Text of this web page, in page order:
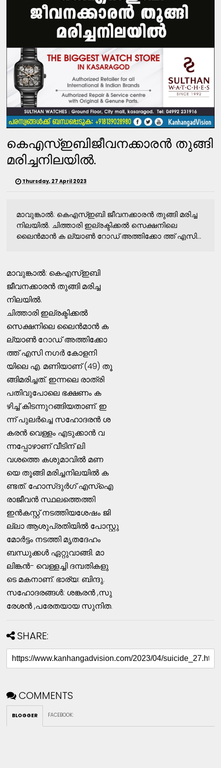
കെഎസ്‌ഇബിജീവനക്കാരന്‍ തുങ്ങി
മരിച്ചനിലയില്‍.
Thursday, 27 April 2023
മാവുങ്കാല്‍: കെഎസ്‌ഇബി ജീവനക്കാരന്‍ തുങ്ങി മരിച്ച
നിലയില്‍. ചിത്താരി ഇല്രക്ടിക്കല്‍ സെക്ഷനിലെ
ലൈന്‍മാന്‍ ക ല്യാണ്‍ റോഡ്‌ അത്തിക്കോ ത്ത്‌ എസി...
മാവുങ്കാല്‍: കെഎസ്‌ഇബി
ജീവനക്കാരന്‍ തുങ്ങി മരിച്ച
നിലയില്‍.
ചിത്താരി ഇല്രക്ടിക്കല്‍
സെക്ഷനിലെ ലൈന്‍മാന്‍ ക
ല്യാണ്‍ റോഡ്‌ അത്തിക്കോ
ത്ത്‌ എസി നഗര്‍ കോളനി
യിലെ എ. മണിയാണ്‌ (49) തൂ
ങ്ങിമരിച്ചത്‌. ഇന്നലെ രാത്രി
പതിവുപോലെ ഭക്ഷണം ക
ഴിച്ച്‌ കിടന്നുറങ്ങിയതാണ്‌. ഇ
ന്ന്‌ പുലര്‍ച്ചെ സഹോദരന്‍ ശ
കരന്‍ വെള്ളം എടുക്കാന്‍ വ
ന്നപ്പോഴാണ്‌ വീടിന്‌ ലി
വശത്തെ കശുമാവില്‍ മണ
യെ തൂങ്ങി മരിച്ചനിലയില്‍ ക
ണ്ടത്‌. ഹോസ്ദുര്‍ഗ്‌ എസ്‌ഐ
രാജീവന്‍ സ്ഥലത്തെത്തി
ഇന്‍കസ്റ്റ്‌ നടത്തിയശേഷം ജി
ല്ലാ ആശുപ്രതിയില്‍ പോസ്റ്റു
മോര്‍ട്ടം നടത്തി മൃതദേഹം
ബന്ധുക്കള്‍ ഏറ്റുവാങ്ങി. മാ
ലിങ്കന്‍- വെള്ളച്ചി ദമ്പതികളു
ടെ മകനാണ്‌. ഭാര്യ: ബിന്ദു.
സഹോദരങ്ങള്‍: ശങ്കരന്‍ ,സു
രേശന്‍ ,പരേതയായ സുനിത.
SHARE:
COMMENTS
BLOGGER FACEBOOK: